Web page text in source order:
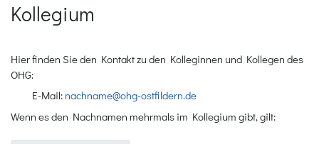
Kollegium
Hier finden Sie den Kontakt zu den Kolleginnen und Kollegen des
OHG:
E-Mail: nachname@ohg-ostfildern.de
Wenn es den Nachnamen mehrmals im Kollegium gibt, gilt: